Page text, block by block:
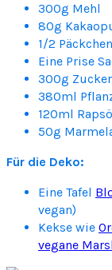
i
l
l
e
r
C
a
k
300g Mehl
80g
1/2
Eine Prise
300g Zucker
380ml
120ml
50g
Für die Deko:
Eine Tafel
vegan)
Kekse wie
vegane